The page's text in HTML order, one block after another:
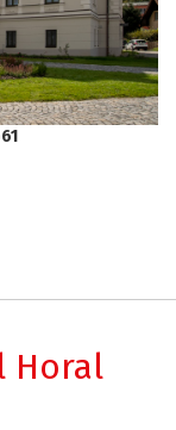
Horal